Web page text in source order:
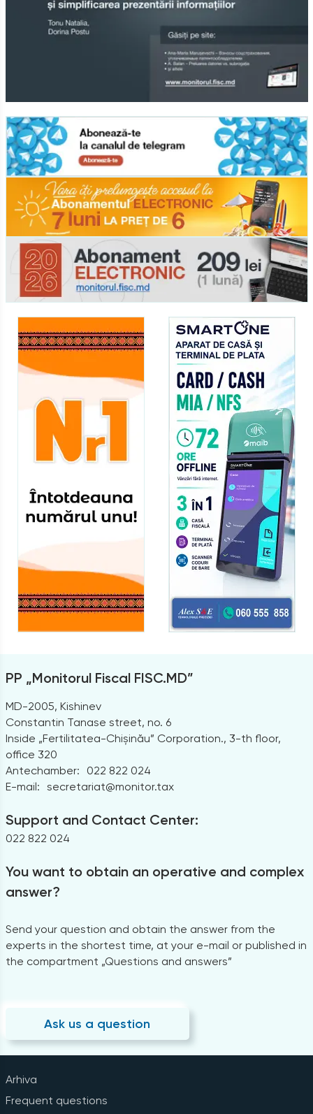
PP „Monitorul Fiscal FISC.MD”
MD-2005, Kishinev
Constantin Tanase street, no. 6
Inside „Fertilitatea-Chișinău” Corporation., 3-th floor,
office 320
Antechamber:
022 822 024
E-mail: secretariat@monitor.tax
Support and Contact Center:
022 822 024
You want to obtain an operative and complex
answer?
Send your question and obtain the answer from the
experts in the shortest time, at your e-mail or published in
the compartment „Questions and answers”
Ask us a question
Arhiva
Frequent questions